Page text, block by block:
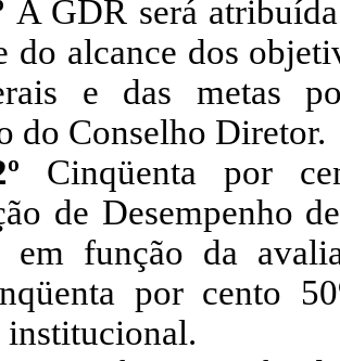
A GDR será
do alcance dos
e das metas
do Conselho Diretor.
Cinqüenta por
de Desempenho
em função da
por cento
institucional.